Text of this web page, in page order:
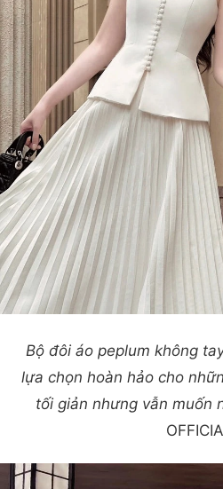
Bộ đôi áo peplum không
lựa chọn hoàn hảo cho
tối giản nhưng vẫn muốn